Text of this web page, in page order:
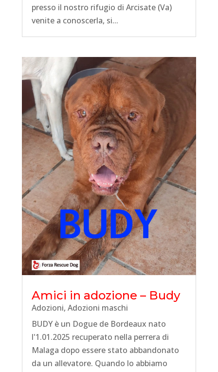
presso il nostro rifugio di Arcisate (Va)
venite a conoscerla, si...
Amici in adozione – Budy
Adozioni, Adozioni maschi
BUDY è un Dogue de Bordeaux nato
l'1.01.2025 recuperato nella perrera di
Malaga dopo essere stato abbandonato
da un allevatore. Quando lo abbiamo